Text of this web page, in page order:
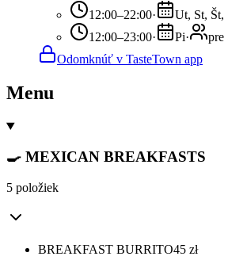
12:00–22:00· Ut, St, Št,
12:00–23:00· Pi·
pre
Odomknúť v TasteTown app
Menu
🍳 MEXICAN BREAKFASTS
5 položiek
BREAKFAST BURRITO45 zł